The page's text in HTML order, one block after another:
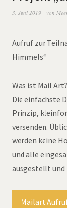
3. Juni 2019 von
Aufruf zur
Himmels“
Was ist Mail Art?
Die einfachste
Prinzip,
versenden.
werden keine
und alle
ausgestellt
Mailart